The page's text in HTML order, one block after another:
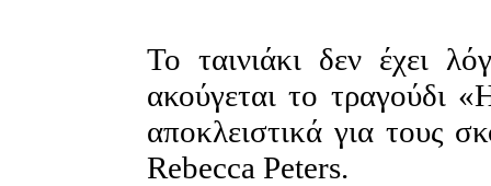
Το ταινιάκι δεν έχει
ακούγεται το τραγούδι
αποκλειστικά για τους
Rebecca Peters.